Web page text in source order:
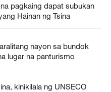
pagkaing dapat subukan
Hainan ng Tsina
nayon sa bundok
lugar na panturismo
kinikilala ng UNSECO